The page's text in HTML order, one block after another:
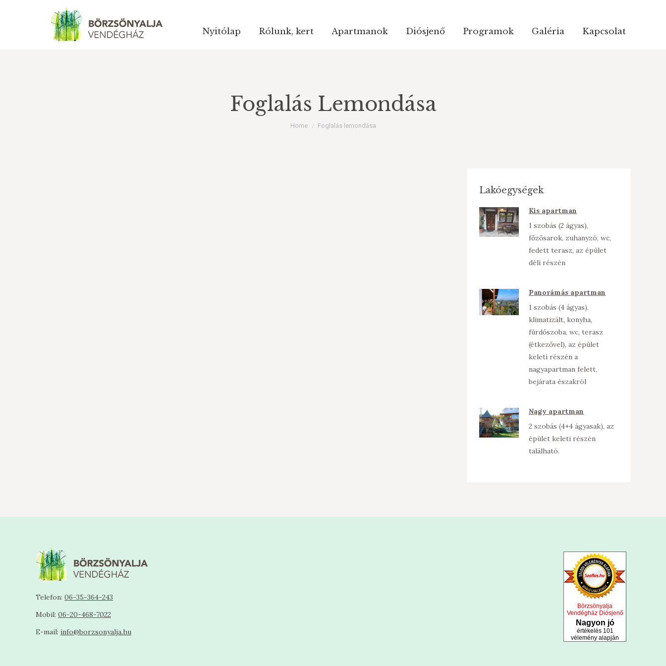
Nyitólap Rólunk, kert Apartmanok Diósjenő Programok Galéria Kapcsolat
Foglalás Lemondása
You are here:
Home Foglalás lemondása
Lakóegységek
Kis apartman
1 szobás (2 ágyas),
főzősarok, zuhanyzó, wc,
fedett terasz, az épület
déli részén
Panorámás apartman
1 szobás (4 ágyas),
klimatizált, konyha,
fürdőszoba, wc, terasz
(étkezővel), az épület
keleti részén a
nagyapartman felett,
bejárata északról
Nagy apartman
2 szobás (4+4 ágyasak), az
épület keleti részén
található.
Telefon: 06-35-364-243
Mobil: 06-20-468-7022
E-mail: info@borzsonyalja.hu
Börzsönyalja
Vendégház Diósjenő
Nagyon jó
értékelés 101
vélemény alapján
Nyitólap Rólunk, kert Apartmanok Diósjenő Programok Galéria Kapcsolat